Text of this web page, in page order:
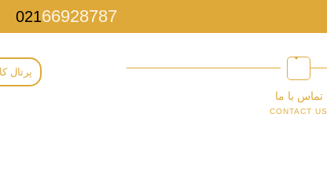
02166928787
تماس با ما
CONTACT US
پرتال